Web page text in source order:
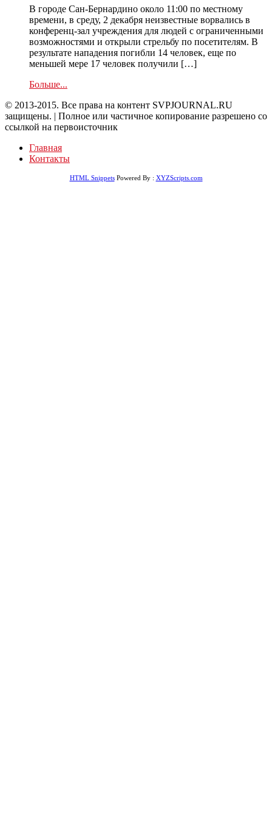
В городе Сан-Бернардино около 11:00 по местному
времени, в среду, 2 декабря неизвестные ворвались в
конференц-зал учреждения для людей с ограниченными
возможностями и открыли стрельбу по посетителям. В
результате нападения погибли 14 человек, еще по
меньшей мере 17 человек получили […]
Больше...
© 2013-2015. Все права на контент SVPJOURNAL.RU
защищены. | Полное или частичное копирование разрешено со
ссылкой на первоисточник
Главная
Контакты
HTML SnippetsPowered By : XYZScripts.com